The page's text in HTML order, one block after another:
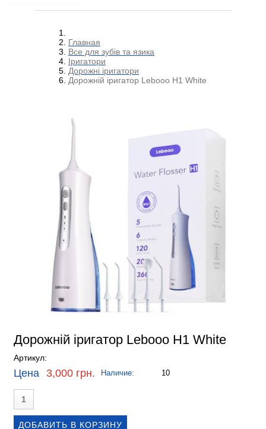
Главная
Все для зубів та язика
Іригатори
Дорожні іригатори
Дорожній іригатор Lebooo H1 White
Дорожній іригатор Lebooo H1 White
Артикул:
Цена 3,000 грн. Наличие: 10